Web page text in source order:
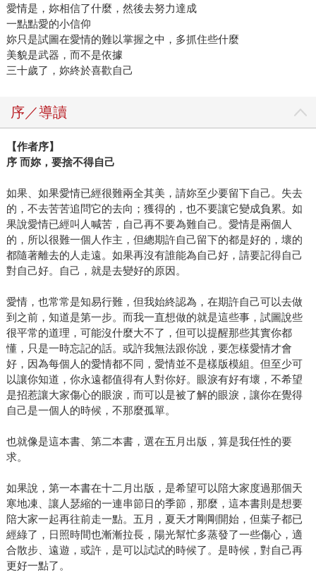
愛情是，妳相信了什麼，然後去努力達成
一點點愛的小信仰
妳只是試圖在愛情的難以掌握之中，多抓住些什麼
美貌是武器，而不是依據
三十歲了，妳終於喜歡自己
序／導讀
【作者序】
序 而妳，要捨不得自己
如果、如果愛情已經很難兩全其美，請妳至少要留下自己。失去
的，不去苦苦追問它的去向；獲得的，也不要讓它變成負累。如
果說愛情已經叫人喊苦，自己再不要為難自己。愛情是兩個人
的，所以很難一個人作主，但總期許自己留下的都是好的，壞的
都隨著離去的人走遠。如果再沒有誰能為自己好，請要記得自己
對自己好。自己，就是去變好的原因。
愛情，也常常是知易行難，但我始終認為，在期許自己可以去做
到之前，知道是第一步。而我一直想做的就是這些事，試圖說些
很平常的道理，可能沒什麼大不了，但可以提醒那些其實你都
懂，只是一時忘記的話。或許我無法跟你說，要怎樣愛情才會
好，因為每個人的愛情都不同，愛情並不是樣版模組。但至少可
以讓你知道，你永遠都值得有人對你好。眼淚有好有壞，不希望
是招惹讓大家傷心的眼淚，而可以是被了解的眼淚，讓你在覺得
自己是一個人的時候，不那麼孤單。
也就像是這本書、第二本書，選在五月出版，算是我任性的要
求。
如果說，第一本書在十二月出版，是希望可以陪大家度過那個天
寒地凍、讓人瑟縮的一連串節日的季節，那麼，這本書則是想要
陪大家一起再往前走一點。五月，夏天才剛剛開始，但葉子都已
經綠了，日照時間也漸漸拉長，陽光幫忙多蒸發了一些傷心，適
合散步、遠遊，或許，是可以試試的時候了。是時候，對自己再
更好一點了。